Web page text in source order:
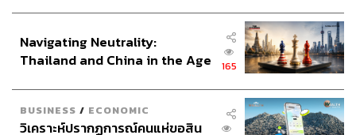
Navigating Neutrality:
Thailand and China in the Age
165
BUSINESS / ECONOMIC
วิเคราะห์ปรากฏการณ์คนแห่ขอสิน